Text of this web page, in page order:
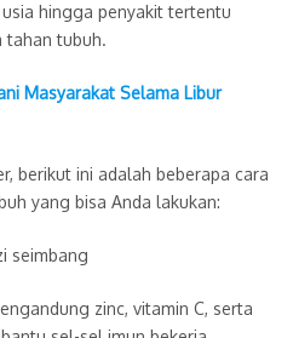
hingga penyakit tertentu
tahan tubuh.
Masyarakat Selama Libur
berikut ini adalah beberapa cara
yang bisa Anda lakukan:
seimbang
zinc, vitamin C, serta